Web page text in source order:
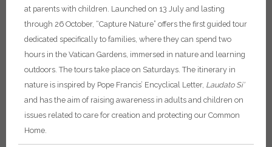
at parents with children. Launched on 13 July and lasting
through 26 October, “Capture Nature” offers the first guided tour
dedicated specifically to families, where they can spend two
hours in the Vatican Gardens, immersed in nature and learning
outdoors. The tours take place on Saturdays. The itinerary in
nature is inspired by Pope Francis’ Encyclical Letter, Laudato Si’
and has the aim of raising awareness in adults and children on
issues related to care for creation and protecting our Common
Home.